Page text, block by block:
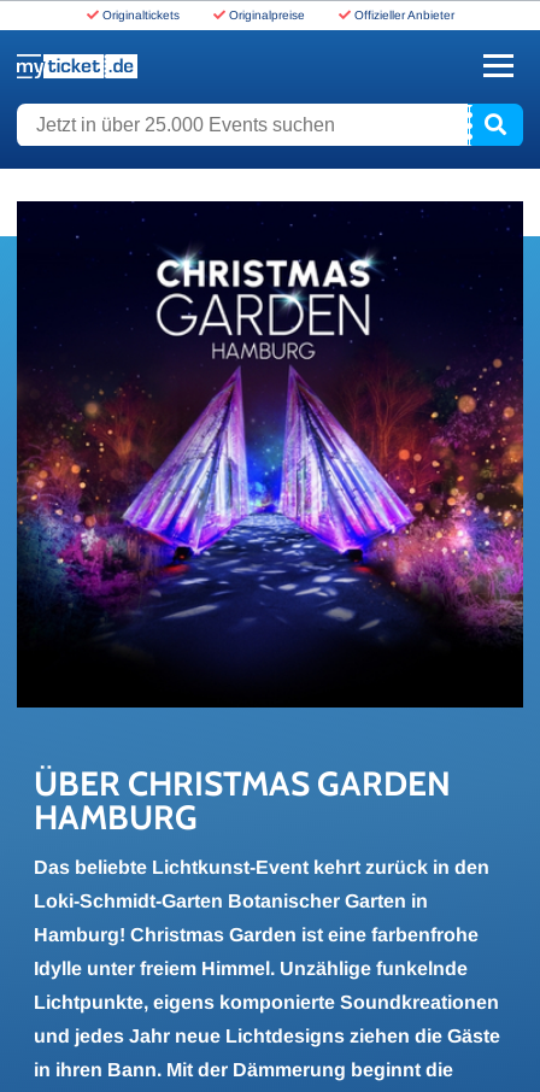
Originaltickets Originalpreise Offizieller Anbieter
Jetzt in über 25.000 Events suchen
ÜBER CHRIST­MAS GAR­DEN
HAM­BURG
Das beliebte Lichtkunst-Event kehrt zurück in den
Loki-Schmidt-Garten Botanischer Garten in
Hamburg! Christmas Garden ist eine farbenfrohe
Idylle unter freiem Himmel. Unzählige funkelnde
Lichtpunkte, eigens komponierte Soundkreationen
und jedes Jahr neue Lichtdesigns ziehen die Gäste
in ihren Bann. Mit der Dämmerung beginnt die